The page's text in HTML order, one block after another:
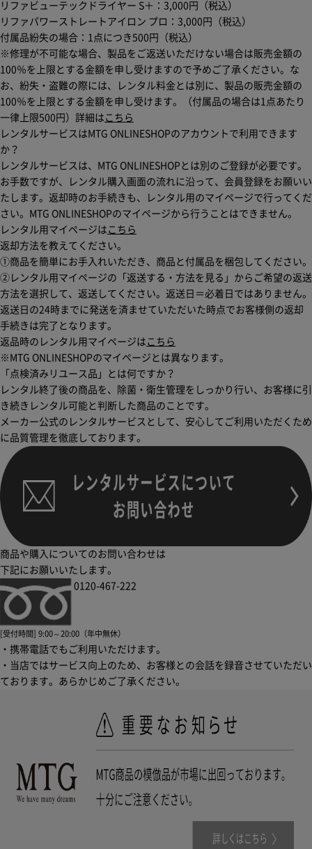
リファビューテックドライヤー S＋： 3,000円
（税込）
リファパワーストレートアイロン プロ： 3,000円
（税込）
付属品紛失の場合：1点につき500円（税込）
※修理が不可能な場合、製品をご返送いただけない場合は販売金額の
100％を上限とする金額を申し受けますので予めご了承ください。な
お、紛失・盗難の際には、レンタル料金とは別に、製品の販売金額の
100％を上限とする金額を申し受けます。（付属品の場合は1点あたり
一律上限500円）詳細は こちら
レンタルサービスはMTG ONLINESHOPのアカウントで利用できます
か？
レンタルサービスは、MTG ONLINESHOPとは別のご登録が必要です。
お手数ですが、レンタル購入画面の流れに沿って、会員登録をお願いい
たします。返却時のお手続きも、レンタル用のマイページで行ってくだ
さい。MTG ONLINESHOPのマイページから行うことはできません。
レンタル用マイページは こちら
返却方法を教えてください。
①商品を簡単にお手入れいただき、商品と付属品を梱包してください。
②レンタル用マイページの「返送する・方法を見る」からご希望の返送
方法を選択して、返送してください。返送日＝必着日ではありません。
返送日の24時までに発送を済ませていただいた時点でお客様側の返却
手続きは完了となります。
返品時のレンタル用マイページは こちら
※MTG ONLINESHOPのマイページとは異なります。
「点検済みリユース品」とは何ですか？
レンタル終了後の商品を、除菌・衛生管理をしっかり行い、お客様に引
き続きレンタル可能と判断した商品のことです。
メーカー公式のレンタルサービスとして、安心してご利用いただくため
に品質管理を徹底しております。
商品や購入についてのお問い合わせは
下記にお願いいたします。
0120-467-222
[受付時間] 9:00～20:00（年中無休）
・携帯電話でもご利用いただけます。
・当店ではサービス向上のため、お客様との会話を録音させていただい
ております。あらかじめご了承ください。